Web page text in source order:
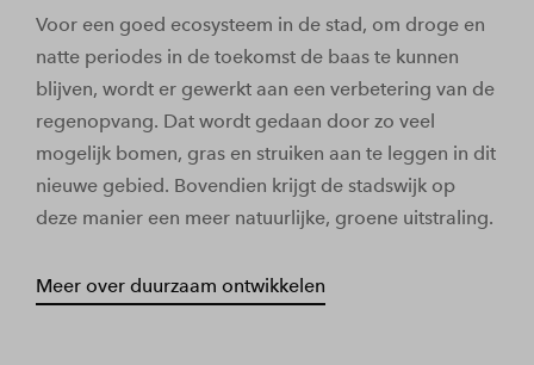
Voor een goed ecosysteem in de stad, om droge en
natte periodes in de toekomst de baas te kunnen
blijven, wordt er gewerkt aan een verbetering van de
regenopvang. Dat wordt gedaan door zo veel
mogelijk bomen, gras en struiken aan te leggen in dit
nieuwe gebied. Bovendien krijgt de stadswijk op
deze manier een meer natuurlijke, groene uitstraling.
Meer over duurzaam ontwikkelen